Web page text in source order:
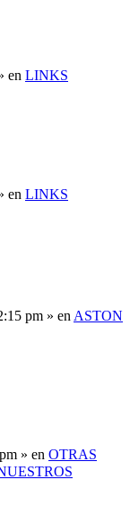
en LINKS
en LINKS
pm » en ASTON
» en OTRAS